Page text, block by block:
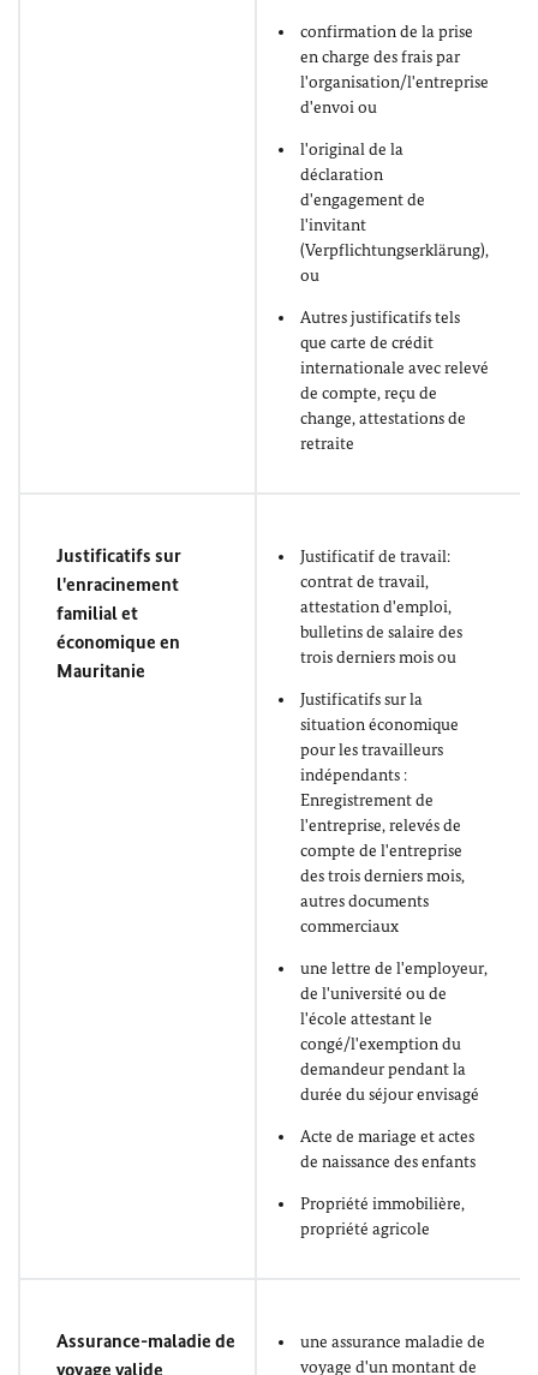
confirmation de la prise
en charge des frais par
l'organisation/l'entreprise
d'envoi ou
l'original de la
déclaration
d'engagement de
l'invitant
(Verpflichtungserklärung),
ou
Autres justificatifs tels
que carte de crédit
internationale avec relevé
de compte, reçu de
change, attestations de
retraite
Justificatifs sur
l'enracinement
familial et
économique en
Mauritanie
Justificatif de travail:
contrat de travail,
attestation d'emploi,
bulletins de salaire des
trois derniers mois ou
Justificatifs sur la
situation économique
pour les travailleurs
indépendants :
Enregistrement de
l'entreprise, relevés de
compte de l'entreprise
des trois derniers mois,
autres documents
commerciaux
une lettre de l'employeur,
de l'université ou de
l'école attestant le
congé/l'exemption du
demandeur pendant la
durée du séjour envisagé
Acte de mariage et actes
de naissance des enfants
Propriété immobilière,
propriété agricole
Assurance-maladie de
voyage valide
une assurance maladie de
voyage d'un montant de